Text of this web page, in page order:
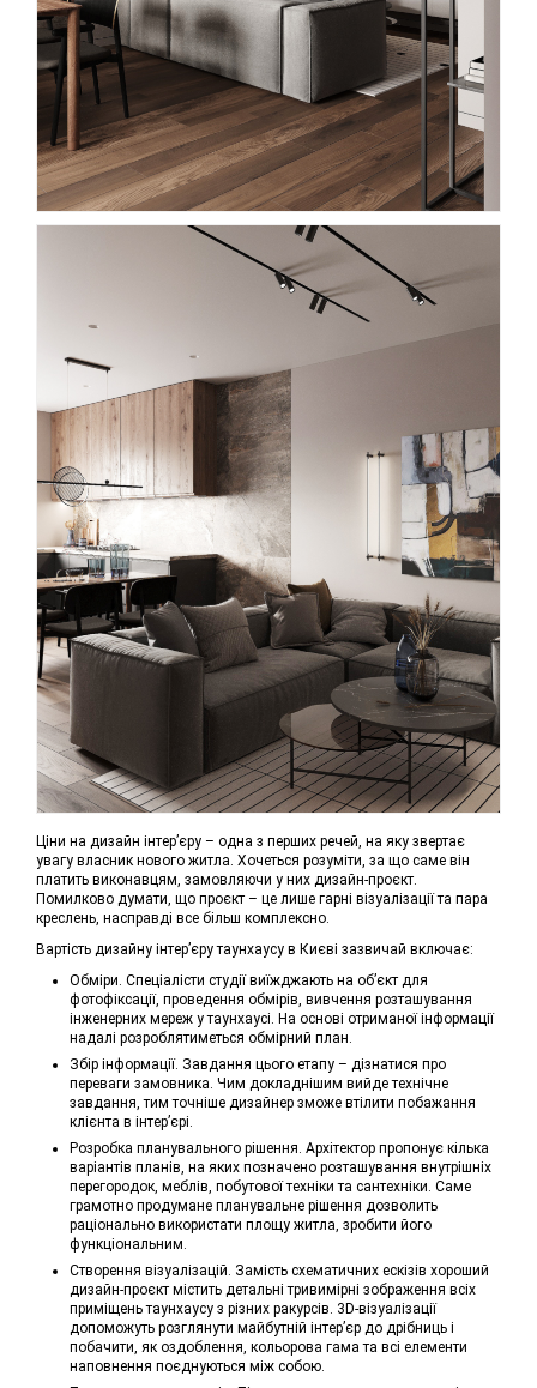
Ціни на дизайн інтер’єру – одна з перших речей, на яку звертає
увагу власник нового житла. Хочеться розуміти, за що саме він
платить виконавцям, замовляючи у них дизайн-проєкт.
Помилково думати, що проєкт – це лише гарні візуалізації та пара
креслень, насправді все більш комплексно.
Вартість дизайну інтер’єру таунхаусу в Києві зазвичай включає:
Обміри. Спеціалісти студії виїжджають на об’єкт для
фотофіксації, проведення обмірів, вивчення розташування
інженерних мереж у таунхаусі. На основі отриманої інформації
надалі розроблятиметься обмірний план.
Збір інформації. Завдання цього етапу – дізнатися про
переваги замовника. Чим докладнішим вийде технічне
завдання, тим точніше дизайнер зможе втілити побажання
клієнта в інтер’єрі.
Розробка планувального рішення. Архітектор пропонує кілька
варіантів планів, на яких позначено розташування внутрішніх
перегородок, меблів, побутової техніки та сантехніки. Саме
грамотно продумане планувальне рішення дозволить
раціонально використати площу житла, зробити його
функціональним.
Створення візуалізацій. Замість схематичних ескізів хороший
дизайн-проєкт містить детальні тривимірні зображення всіх
приміщень таунхаусу з різних ракурсів. 3D-візуалізації
допоможуть розглянути майбутній інтер’єр до дрібниць і
побачити, як оздоблення, кольорова гама та всі елементи
наповнення поєднуються між собою.